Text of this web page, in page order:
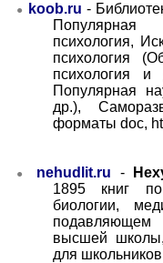
● koob.ru -
Популярная
психология,
психология
психология и
Популярная
др.),
форматы doc,
● nehudlit.ru -
1895 книг
биологии,
высшей
для